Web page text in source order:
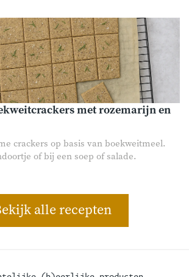
met rozemarijn en
crackers op basis van boekweitmeel.
of bij een soep of salade.
alle recepten